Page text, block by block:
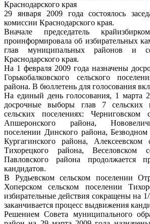
29 января 2009 года состоялось
комиссии Краснодарского края.
Вначале председатель
проинформировала об избирательных
глав муниципальных районов и
Краснодарского края.
На 1 февраля 2009 года назначены
Горькобалковского сельского
района. В бюллетень для голосования
На единый день голосования, 1 марта
досрочные выборы глав 7 сельских
сельских поселениях: Черниговском
Апшеронского района,
поселении Динского района, Безводном
Кургагинского района, Алексеевском
Тихорецкого района, Веселовском
Павловского района продолжается
кандидатов.
В Рудьевском сельском поселении
Хоперском сельском поселении
избирательные действия сокращены на
заканчивается процесс выдвижения
Решением Совета муниципального